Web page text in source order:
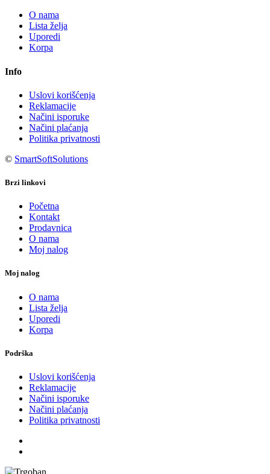
O nama
Lista želja
Uporedi
Korpa
Info
Uslovi korišćenja
Reklamacije
Načini isporuke
Načini plaćanja
Politika privatnosti
© SmartSoftSolutions
Brzi linkovi
Početna
Kontakt
Prodavnica
O nama
Moj nalog
Moj nalog
O nama
Lista želja
Uporedi
Korpa
Podrška
Uslovi korišćenja
Reklamacije
Načini isporuke
Načini plaćanja
Politika privatnosti